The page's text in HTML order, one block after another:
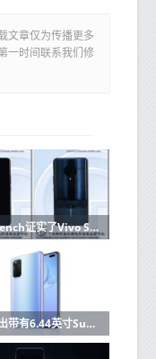
文章仅为传播更多
一时间联系我们修
Geekbench证实了Vivo S6 5G的Exynos 980 5G处理器
印度推出带有6.44英寸Super AMOLED显示屏，32MP双前置摄像头的Vivo V19：价格，规格